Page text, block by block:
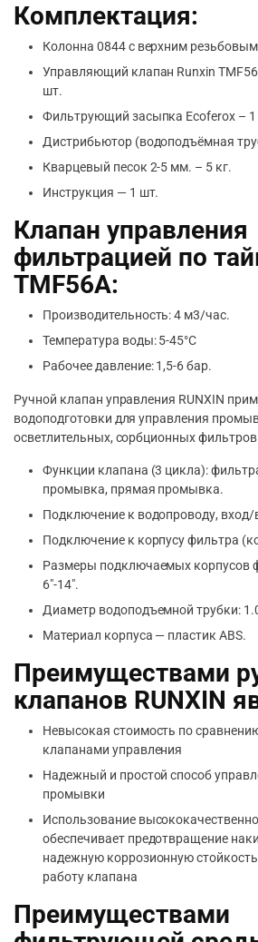
Комплектация:
Колонна 0844 с верхним
Управляющий клапан Runxin
шт.
Фильтрующий засыпка Ecoferox –
Дистрибьютор (водоподъёмная
Кварцевый песок 2-5 мм. – 5 кг.
Инструкция — 1 шт.
Клапан управления
фильтрацией по
TMF56A:
Производительность: 4 м3/час.
Температура воды: 5-45°C
Рабочее давление: 1,5-6 бар.
Ручной клапан управления RUNXIN
водоподготовки для управления
осветлительных, сорбционных
Функции клапана (3 цикла):
промывка, прямая промывка.
Подключение к водопроводу,
Подключение к корпусу фильтра
Размеры подключаемых корпусов
6″-14″.
Диаметр водоподъемной трубки:
Материал корпуса — пластик ABS.
Преимуществами
клапанов RUNXIN
Невысокая стоимость по
клапанами управления
Надежный и простой способ
промывки
Использование
обеспечивает предотвращение
надежную коррозионную
работу клапана
Преимуществами